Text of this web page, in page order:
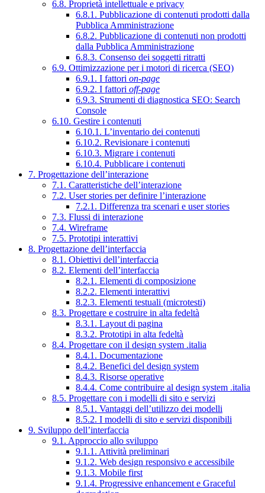
6.8. Proprietà intellettuale e privacy
6.8.1. Pubblicazione di contenuti prodotti dalla
Pubblica Amministrazione
6.8.2. Pubblicazione di contenuti non prodotti
dalla Pubblica Amministrazione
6.8.3. Consenso dei soggetti ritratti
6.9. Ottimizzazione per i motori di ricerca (SEO)
6.9.1. I fattori on-page
6.9.2. I fattori off-page
6.9.3. Strumenti di diagnostica SEO: Search
Console
6.10. Gestire i contenuti
6.10.1. L’inventario dei contenuti
6.10.2. Revisionare i contenuti
6.10.3. Migrare i contenuti
6.10.4. Pubblicare i contenuti
7. Progettazione dell’interazione
7.1. Caratteristiche dell’interazione
7.2. User stories per definire l’interazione
7.2.1. Differenza tra scenari e user stories
7.3. Flussi di interazione
7.4. Wireframe
7.5. Prototipi interattivi
8. Progettazione dell’interfaccia
8.1. Obiettivi dell’interfaccia
8.2. Elementi dell’interfaccia
8.2.1. Elementi di composizione
8.2.2. Elementi interattivi
8.2.3. Elementi testuali (microtesti)
8.3. Progettare e costruire in alta fedeltà
8.3.1. Layout di pagina
8.3.2. Prototipi in alta fedeltà
8.4. Progettare con il design system .italia
8.4.1. Documentazione
8.4.2. Benefici del design system
8.4.3. Risorse operative
8.4.4. Come contribuire al design system .italia
8.5. Progettare con i modelli di sito e servizi
8.5.1. Vantaggi dell’utilizzo dei modelli
8.5.2. I modelli di sito e servizi disponibili
9. Sviluppo dell’interfaccia
9.1. Approccio allo sviluppo
9.1.1. Attività preliminari
9.1.2. Web design responsivo e accessibile
9.1.3. Mobile first
9.1.4. Progressive enhancement e Graceful